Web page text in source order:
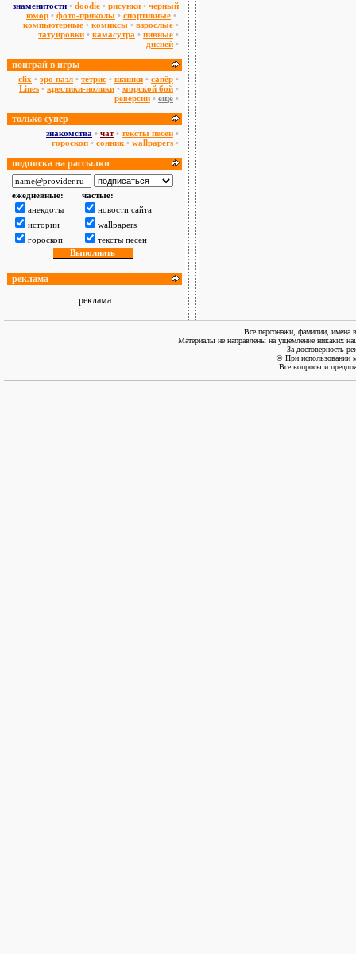
знаменитости • doodie • рисунки • черный
юмор • фото-приколы • спортивные •
компьютерные • комиксы • взрослые •
татуировки • камасутра • пивные •
дисней •
поиграй в игры
сlix • эро пазл • тетрис • шашки • сапёр •
Lines • крестики-нолики • морской бой •
реверсии • ещё •
только супер
знакомства • чат• тексты песен •
гороскоп • сонник • wallpapers •
подписка на рассылки
ежедневные:
анекдоты
истории
гороскоп
частые:
новости сайта
wallpapers
тексты песен
реклама
реклама
Все персонажи, фамилии, имена
Материалы не направлены на ущемление никаких
За достоверность
© При использовании
Все вопросы и